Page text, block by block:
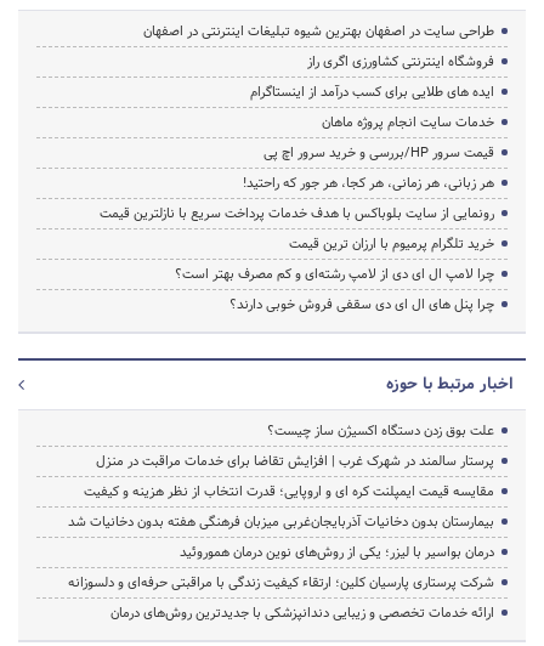
طراحی سایت در اصفهان بهترین شیوه تبلیغات اینترنتی در اصفهان
فروشگاه اینترنتی کشاورزی اگری راز
ایده های طلایی برای کسب درآمد از اینستاگرام
خدمات سایت انجام پروژه ماهان
قیمت سرور HP/بررسی و خرید سرور اچ پی
هر زبانی، هر زمانی، هر کجا، هر جور که راحتید!
رونمایی از سایت بلوباکس با هدف خدمات پرداخت سریع با نازلترین قیمت
خرید تلگرام پرمیوم با ارزان ترین قیمت
چرا لامپ ال ای دی از لامپ رشته‌ای و کم مصرف بهتر است؟
چرا پنل های ال ای دی سقفی فروش خوبی دارند؟
اخبار مرتبط با حوزه
علت بوق زدن دستگاه اکسیژن ساز چیست؟
پرستار سالمند در شهرک غرب | افزایش تقاضا برای خدمات مراقبت در منزل
مقایسه قیمت ایمپلنت کره ای و اروپایی؛ قدرت انتخاب از نظر هزینه و کیفیت
بیمارستان بدون دخانیات آذربایجان‌غربی میزبان فرهنگی هفته بدون دخانیات شد
درمان بواسیر با لیزر؛ یکی از روش‌های نوین درمان هموروئید
شرکت پرستاری پارسیان کلین؛ ارتقاء کیفیت زندگی با مراقبتی حرفه‌ای و دلسوزانه
ارائه خدمات تخصصی و زیبایی دندانپزشکی با جدیدترین روش‌های درمان